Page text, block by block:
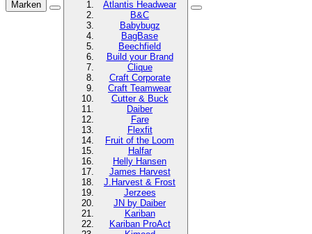
Marken
Atlantis Headwear
B&C
Babybugz
BagBase
Beechfield
Build your Brand
Clique
Craft Corporate
Craft Teamwear
Cutter & Buck
Daiber
Fare
Flexfit
Fruit of the Loom
Halfar
Helly Hansen
James Harvest
J.Harvest & Frost
Jerzees
JN by Daiber
Kariban
Kariban ProAct